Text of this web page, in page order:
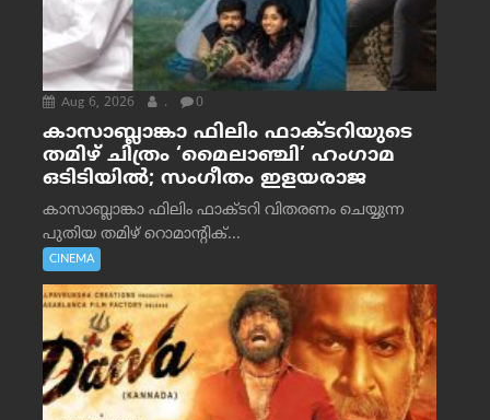
Aug 6, 2026 . 0
കാസാബ്ലാങ്കാ ഫിലിം ഫാക്ടറിയുടെ
തമിഴ് ചിത്രം ‘മൈലാഞ്ചി’ ഹംഗാമ
ഒടിടിയിൽ; സംഗീതം ഇളയരാജ
കാസാബ്ലാങ്കാ ഫിലിം ഫാക്ടറി വിതരണം ചെയ്യുന്ന
പുതിയ തമിഴ് റൊമാന്റിക്...
CINEMA